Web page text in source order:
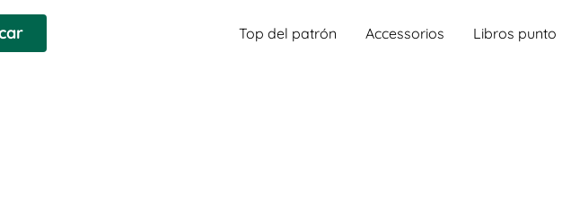
Top del patrón Accessorios Libros punto